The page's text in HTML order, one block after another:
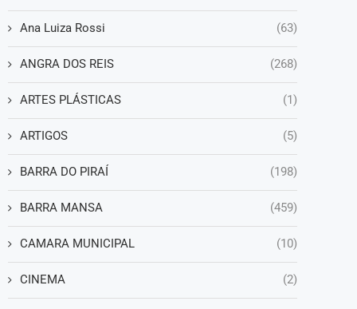
Ana Luiza Rossi (63)
ANGRA DOS REIS (268)
ARTES PLÁSTICAS (1)
ARTIGOS (5)
BARRA DO PIRAÍ (198)
BARRA MANSA (459)
CAMARA MUNICIPAL (10)
CINEMA (2)